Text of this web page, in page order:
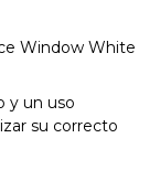
Window White
y un uso
su correcto